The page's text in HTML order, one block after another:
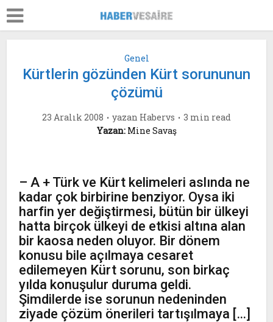
Genel
Kürtlerin gözünden Kürt sorununun
çözümü
23 Aralık 2008 yazan Habervs
3 min read
Yazan:Mine Savaş
– A + Türk ve Kürt kelimeleri aslında ne
kadar çok birbirine benziyor. Oysa iki
harfin yer değiştirmesi, bütün bir ülkeyi
hatta birçok ülkeyi de etkisi altına alan
bir kaosa neden oluyor. Bir dönem
konusu bile açılmaya cesaret
edilemeyen Kürt sorunu, son birkaç
yılda konuşulur duruma geldi.
Şimdilerde ise sorunun nedeninden
ziyade çözüm önerileri tartışılmaya […]